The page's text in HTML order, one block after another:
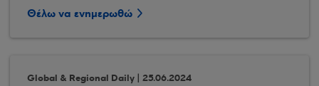
Θέλω να ενημερωθώ
Global & Regional Daily | 25.06.2024